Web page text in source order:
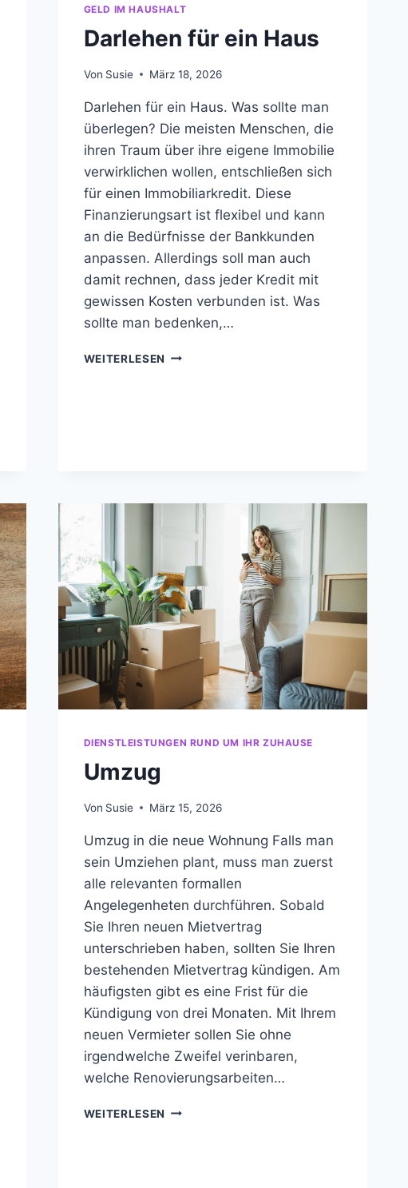
GELD IM HAUSHALT
Darlehen für ein Haus
Von Susie März 18, 2026
Darlehen für ein Haus. Was sollte man
überlegen? Die meisten Menschen, die
ihren Traum über ihre eigene Immobilie
verwirklichen wollen, entschließen sich
für einen Immobiliarkredit. Diese
Finanzierungsart ist flexibel und kann
an die Bedürfnisse der Bankkunden
anpassen. Allerdings soll man auch
damit rechnen, dass jeder Kredit mit
gewissen Kosten verbunden ist. Was
sollte man bedenken,…
WEITERLESEN DARLEHEN
DIENSTLEISTUNGEN RUND UM IHR ZUHAUSE
Umzug
Von Susie März 15, 2026
Umzug in die neue Wohnung Falls man
sein Umziehen plant, muss man zuerst
alle relevanten formallen
Angelegenheten durchführen. Sobald
Sie Ihren neuen Mietvertrag
unterschrieben haben, sollten Sie Ihren
bestehenden Mietvertrag kündigen. Am
häufigsten gibt es eine Frist für die
Kündigung von drei Monaten. Mit Ihrem
neuen Vermieter sollen Sie ohne
irgendwelche Zweifel verinbaren,
welche Renovierungsarbeiten…
WEITERLESEN UMZUG